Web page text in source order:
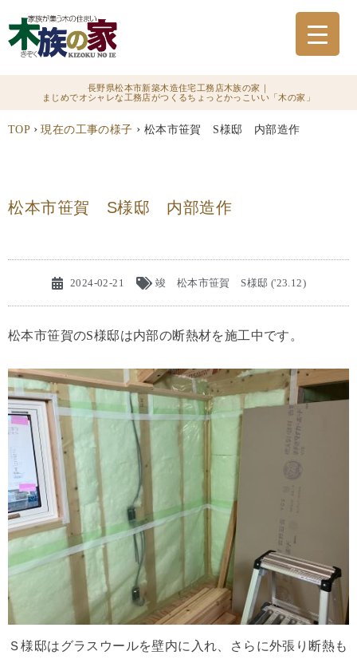
長野県松本市新築木造住宅工務店木族の家｜
まじめでオシャレな工務店がつくるちょっとかっこいい「木の家」
TOP › 現在の工事の様子 › 松本市笹賀 S様邸 内部造作
松本市笹賀 S様邸 内部造作
2024-02-21 竣 松本市笹賀 S様邸 ('23.12)
松本市笹賀のS様邸は内部の断熱材を施工中です。
Ｓ様邸はグラスウールを壁内に入れ、さらに外張り断熱も